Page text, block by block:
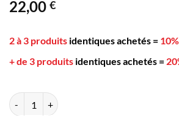
22,00 €
2 à 3 produits identiques achetés =
+ de 3 produits identiques achetés =
quantité de Coussin Fleur 30cm Rose